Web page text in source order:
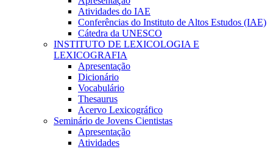
Atividades do IAE
Conferências do Instituto de Altos Estudos (IAE)
Cátedra da UNESCO
INSTITUTO DE LEXICOLOGIA E
LEXICOGRAFIA
Apresentação
Dicionário
Vocabulário
Thesaurus
Acervo Lexicográfico
Seminário de Jovens Cientistas
Apresentação
Atividades